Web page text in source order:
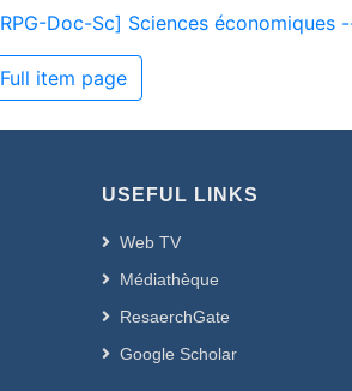
Full item page
USEFUL LINKS
Web TV
Médiathèque
ResaerchGate
Google Scholar